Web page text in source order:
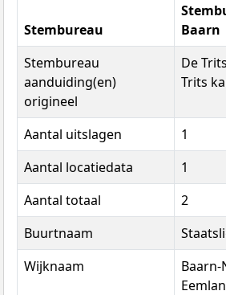
Stembureau
Baarn
Stembureau
aanduiding(en)
origineel
De
Trits
Aantal uitslagen
1
Aantal locatiedata
1
Aantal totaal
2
Buurtnaam
Wijknaam
Baarn-